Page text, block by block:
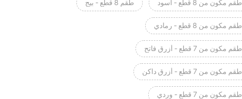
طقم مكون من 8 قطع - أسود طقم 8 قطع - بيج
طقم مكون من 8 قطع - رمادي
طقم مكون من 7 قطع - أزرق فاتح
طقم مكون من 7 قطع - أزرق داكن
طقم مكون من 7 قطع - وردي